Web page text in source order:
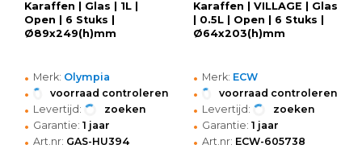
Karaffen | Glas | 1L |
Open | 6 Stuks |
Ø89x249(h)mm
• Merk: Olympia
• voorraad controleren
• Levertijd: zoeken
• Garantie: 1 jaar
• Art.nr: GAS-HU394
Karaffen | VILLAGE | Glas
| 0.5L | Open | 6 Stuks |
Ø64x203(h)mm
• Merk: ECW
• voorraad controleren
• Levertijd: zoeken
• Garantie: 1 jaar
• Art.nr: ECW-605738